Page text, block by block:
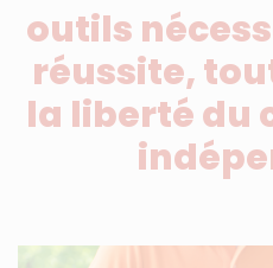
outils
réussite,
la liberté du
Média image